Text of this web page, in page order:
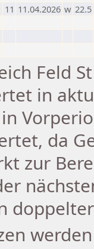
11 11.04.2026 w 22.5
Feld
in
da
zur